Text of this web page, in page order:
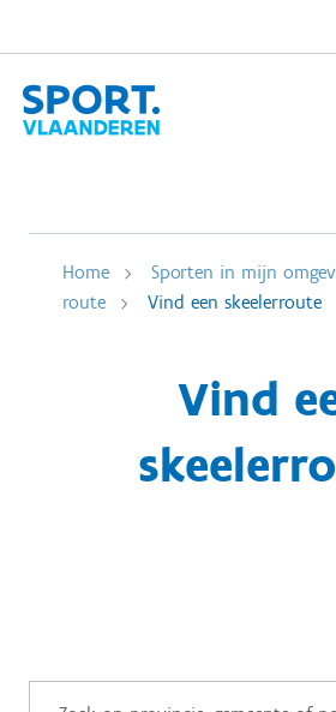
Home Sporten in mijn
route
Vind een skeelerroute
Vind